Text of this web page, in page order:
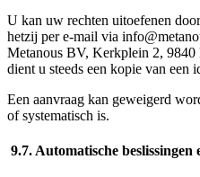
U kan uw rechten uitoefenen
hetzij per e-mail via
Metanous BV, Kerkplein 2,
dient u steeds een kopie van
Een aanvraag kan geweigerd
of systematisch is.
9.7. Automatische